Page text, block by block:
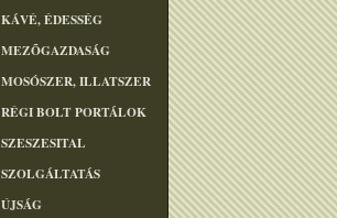
KÁVÉ, ÉDESSÉG
MEZÕGAZDASÁG
MOSÓSZER, ILLATSZER
RÉGI BOLT PORTÁLOK
SZESZESITAL
SZOLGÁLTATÁS
ÚJSÁG